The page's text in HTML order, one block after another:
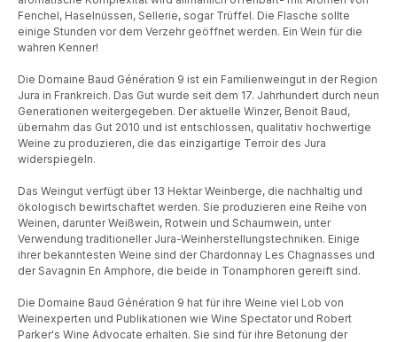
Fenchel, Haselnüssen, Sellerie, sogar Trüffel. Die Flasche sollte
einige Stunden vor dem Verzehr geöffnet werden. Ein Wein für die
wahren Kenner!
Die Domaine Baud Génération 9 ist ein Familienweingut in der Region
Jura in Frankreich. Das Gut wurde seit dem 17. Jahrhundert durch neun
Generationen weitergegeben. Der aktuelle Winzer, Benoit Baud,
übernahm das Gut 2010 und ist entschlossen, qualitativ hochwertige
Weine zu produzieren, die das einzigartige Terroir des Jura
widerspiegeln.
Das Weingut verfügt über 13 Hektar Weinberge, die nachhaltig und
ökologisch bewirtschaftet werden. Sie produzieren eine Reihe von
Weinen, darunter Weißwein, Rotwein und Schaumwein, unter
Verwendung traditioneller Jura-Weinherstellungstechniken. Einige
ihrer bekanntesten Weine sind der Chardonnay Les Chagnasses und
der Savagnin En Amphore, die beide in Tonamphoren gereift sind.
Die Domaine Baud Génération 9 hat für ihre Weine viel Lob von
Weinexperten und Publikationen wie Wine Spectator und Robert
Parker's Wine Advocate erhalten. Sie sind für ihre Betonung der